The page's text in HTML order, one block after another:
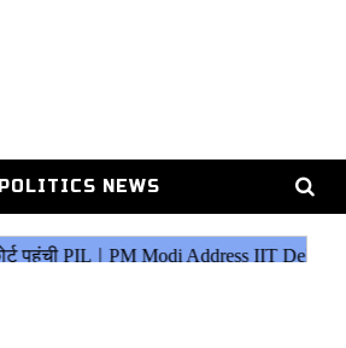
POLITICS NEWS